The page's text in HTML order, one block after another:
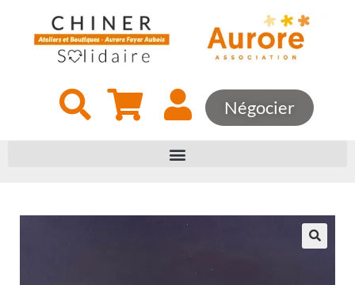
Négocier